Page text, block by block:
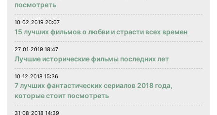
посмотреть
10⋅02⋅2019 20:07
15 лучших фильмов о любви и страсти всех времен
27⋅01⋅2019 18:47
Лучшие исторические фильмы последних лет
10⋅12⋅2018 15:36
7 лучших фантастических сериалов 2018 года,
которые стоит посмотреть
31⋅08⋅2018 14:39